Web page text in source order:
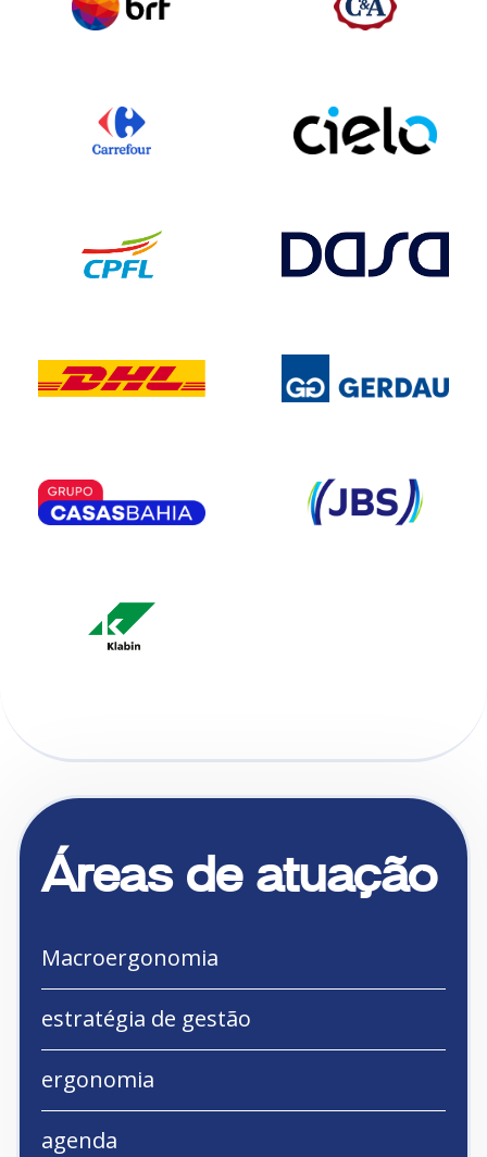
Áreas de atuação
Macroergonomia
estratégia de gestão
ergonomia
agenda